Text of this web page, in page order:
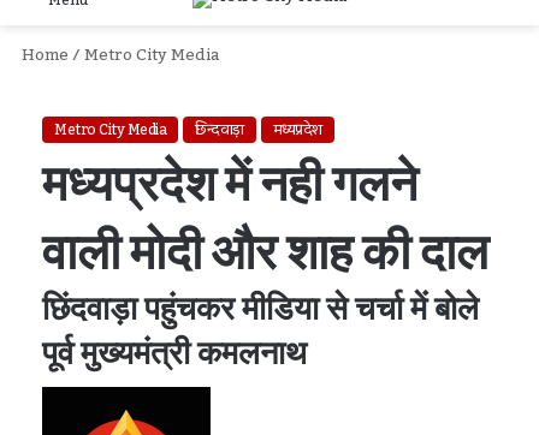
Home/Metro City Media
Metro City Media छिन्दवाड़ा मध्यप्रदेश
मध्यप्रदेश में नही गलने
वाली मोदी और शाह की दाल
छिंदवाड़ा पहुंचकर मीडिया से चर्चा में बोले
पूर्व मुख्यमंत्री कमलनाथ